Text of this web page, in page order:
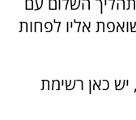
אליו לפחות
יש כאן רשימת